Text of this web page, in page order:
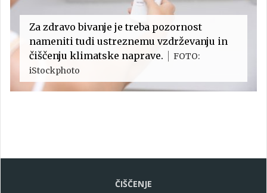
Za zdravo bivanje je treba pozornost
nameniti tudi ustreznemu vzdrževanju in
čiščenju klimatske naprave.
FOTO:
iStockphoto
ČIŠČENJE